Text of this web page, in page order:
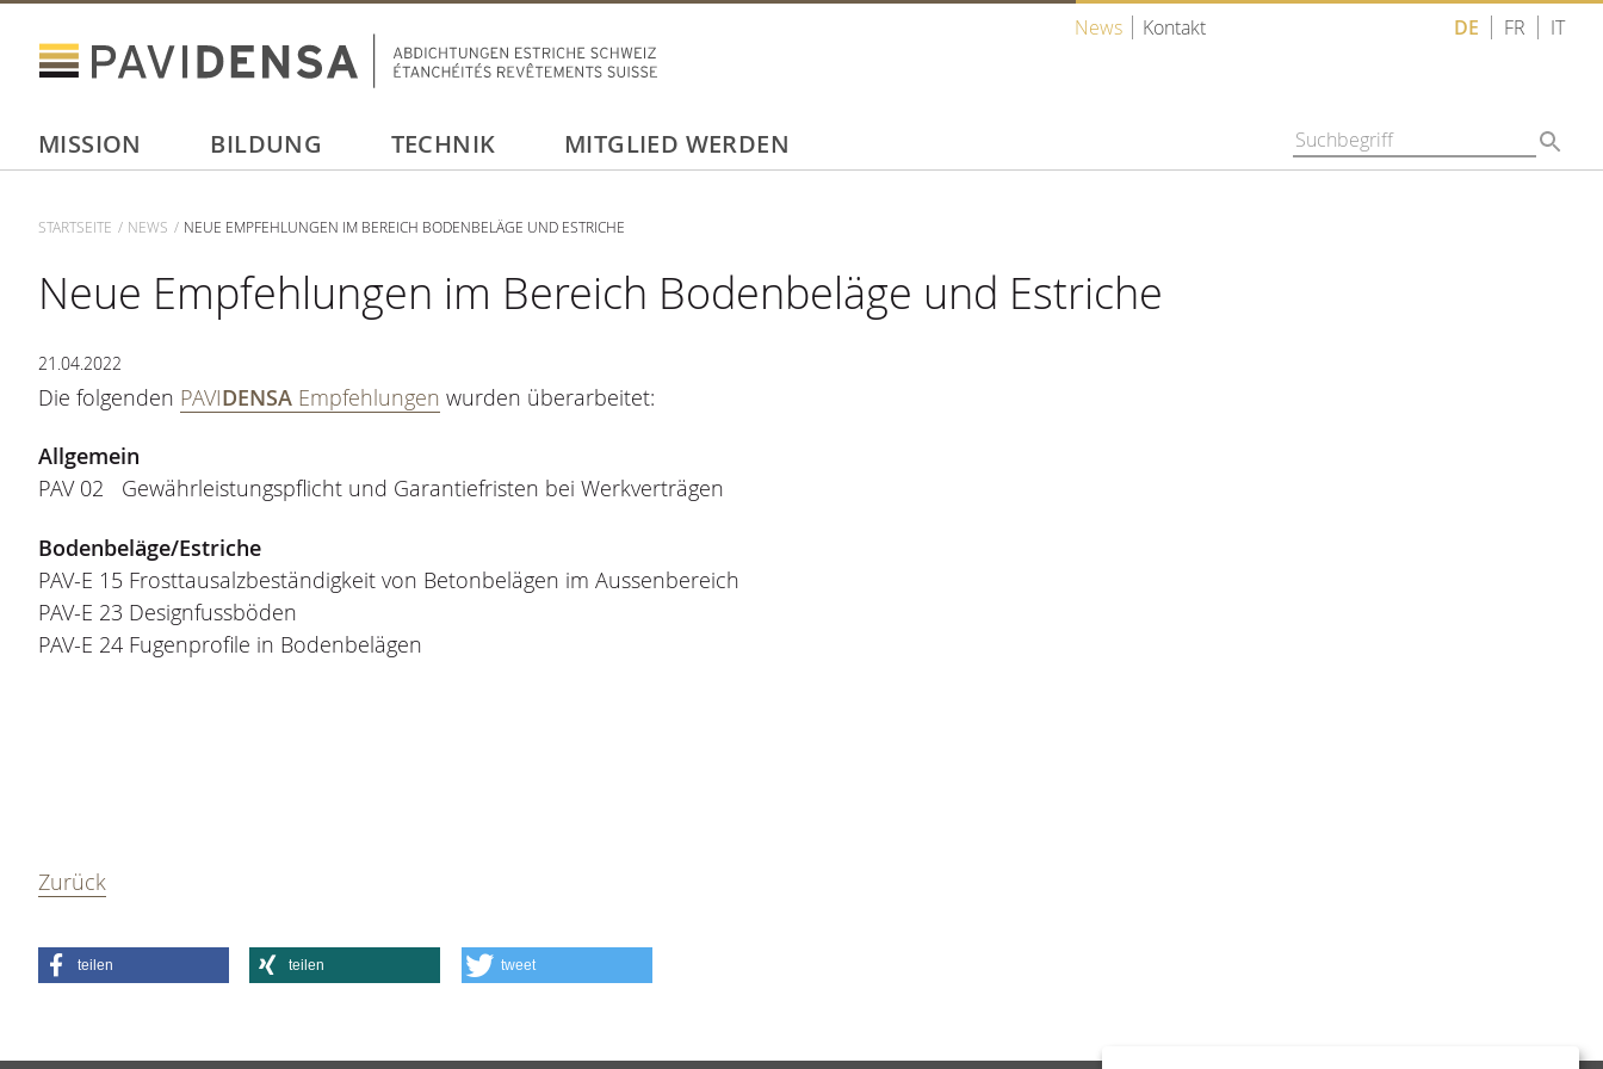
News Kontakt DE FR IT
MISSION BILDUNG TECHNIK MITGLIED WERDEN
STARTSEITE NEWS NEUE EMPFEHLUNGEN IM BEREICH BODENBELÄGE UND ESTRICHE
Neue Empfehlungen im Bereich Bodenbeläge und Estriche
21.04.2022
Die folgenden PAVIDENSA Empfehlungen wurden überarbeitet:
Allgemein
PAV 02 Gewährleistungspflicht und Garantiefristen bei Werkverträgen
Bodenbeläge/Estriche
PAV-E 15 Frosttausalzbeständigkeit von Betonbelägen im Aussenbereich
PAV-E 23 Designfussböden
PAV-E 24 Fugenprofile in Bodenbelägen
Zurück
teilen teilen tweet